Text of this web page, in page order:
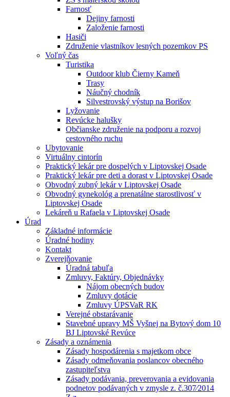
Farnosť
Dejiny farnosti
Založenie farnosti
Hasiči
Združenie vlastníkov lesných pozemkov PS
Voľný čas
Turistika
Outdoor klub Čierny Kameň
Trasy
Náučný chodník
Silvestrovský výstup na Borišov
Lyžovanie
Revúcke halušky
Občianske združenie na podporu a rozvoj
cestovného ruchu
Ubytovanie
Virtuálny cintorín
Praktický lekár pre dospelých v Liptovskej Osade
Praktický lekár pre deti a dorast v Liptovskej Osade
Obvodný zubný lekár v Liptovskej Osade
Obvodný gynekológ a prenatálne starostlivosť v
Liptovskej Osade
Lekáreň u Rafaela v Liptovskej Osade
Úrad
Základné informácie
Úradné hodiny
Kontakt
Zverejňovanie
Úradná tabuľa
Zmluvy, Faktúry, Objednávky
Nájom obecných budov
Zmluvy dotácie
Zmluvy ÚPSVaR RK
Verejné obstarávanie
Stavebné upravy MŠ Vyšnej na Bytový dom 10
BJ Liptovské Revúce
Zásady a oznámenia
Zásady hospodárenia s majetkom obce
Zásady odmeňovania poslancov obecného
zastupiteľstva
Zásady podávania, preverovania a evidovania
podnetov podávaných v zmysle z. č.307⁄2014